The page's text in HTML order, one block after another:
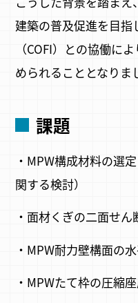
建築の普及促進を目
（COFI）との協働に
められることとなりま
課題
・MPW構成材料の選
関する検討）
・面材くぎの二面せ
・MPW耐力壁構面の
・MPWたて枠の圧縮